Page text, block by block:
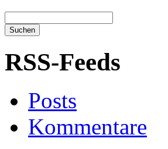
RSS-Feeds
Posts
Kommentare